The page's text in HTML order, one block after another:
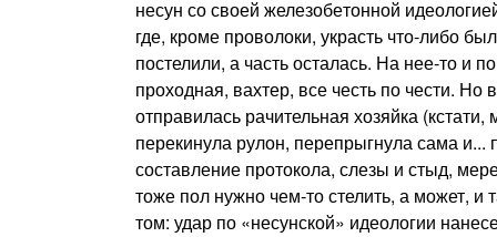
несун со своей железобе­тонной
где, кроме проволоки, украсть что-либо
постелили, а часть осталась. На нее-то и
проходная, вахтер, все честь по чести.
отправилась рачительная хозяйка
перекинула рулон, перепрыг­нула сама
со­ставление протокола, слезы и стыд,
тоже пол нужно чем-то стелить, а может,
том: удар по «несунской» иде­ологии